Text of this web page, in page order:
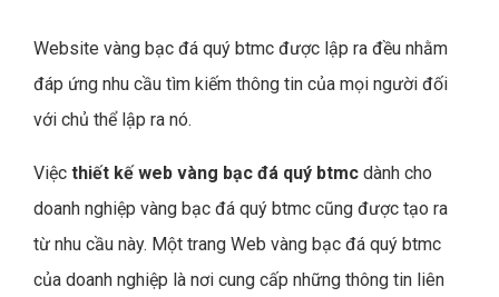
Website vàng bạc đá quý btmc được lập ra đều nhằm
đáp ứng nhu cầu tìm kiếm thông tin của mọi người đối
với chủ thể lập ra nó.
Việc thiết kế web vàng bạc đá quý btmc dành cho
doanh nghiệp vàng bạc đá quý btmc cũng được tạo ra
từ nhu cầu này. Một trang Web vàng bạc đá quý btmc
của doanh nghiệp là nơi cung cấp những thông tin liên